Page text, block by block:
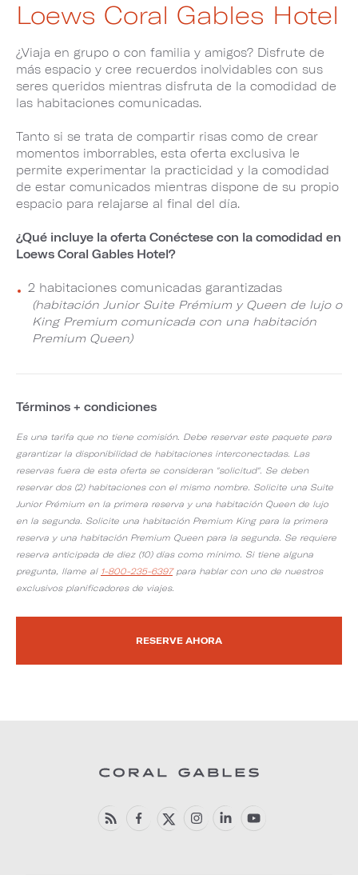
Loews Coral Gables Hotel
¿Viaja en grupo o con familia y amigos? Disfrute de
más espacio y cree recuerdos inolvidables con sus
seres queridos mientras disfruta de la comodidad de
las habitaciones comunicadas.
Tanto si se trata de compartir risas como de crear
momentos imborrables, esta oferta exclusiva le
permite experimentar la practicidad y la comodidad
de estar comunicados mientras dispone de su propio
espacio para relajarse al final del día.
¿Qué incluye la oferta Conéctese con la comodidad en
Loews Coral Gables Hotel?
2 habitaciones comunicadas garantizadas
(habitación Junior Suite Prémium y Queen de lujo o
King Premium comunicada con una habitación
Premium Queen)
Términos + condiciones
Es una tarifa que no tiene comisión. Debe reservar este paquete para
garantizar la disponibilidad de habitaciones interconectadas. Las
reservas fuera de esta oferta se consideran "solicitud". Se deben
reservar dos (2) habitaciones con el mismo nombre. Solicite una Suite
Junior Prémium en la primera reserva y una habitación Queen de lujo
en la segunda. Solicite una habitación Premium King para la primera
reserva y una habitación Premium Queen para la segunda. Se requiere
reserva anticipada de diez (10) días como mínimo. Si tiene alguna
pregunta, llame al 1-800-235-6397para hablar con uno de nuestros
exclusivos planificadores de viajes.
RESERVE AHORA